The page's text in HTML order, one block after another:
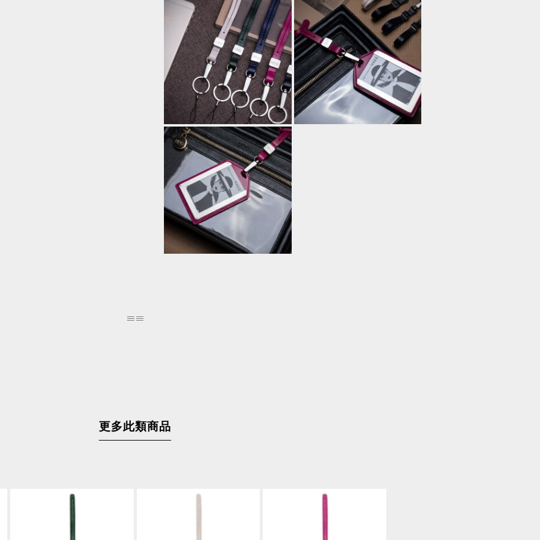
更多此類商品